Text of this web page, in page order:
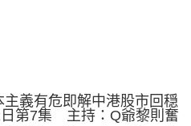
主義有危即解中港股市回穏
第7集 主持：Q爺黎則奮